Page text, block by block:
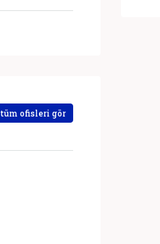
tüm ofisleri gör